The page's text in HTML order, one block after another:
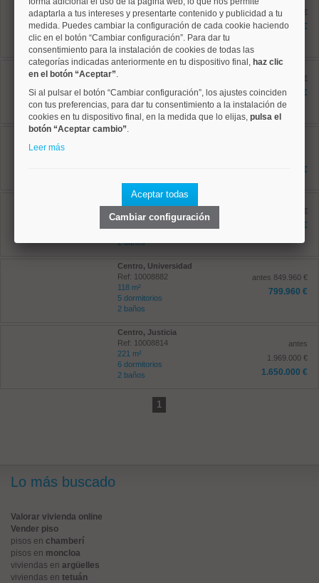
Ref: 10008879
70 m²
2 dormitorios
2 baños
antes 630.000 €
495.000 €
Centro, Universidad
Ref: 10008931
77 m²
1 baños
antes 632.000 €
601.100 €
Centro, Universidad
649.000 €
Centro, Embajadores
95 m²
3 dormitorios
2 baños
antes 787.000 €
730.000 €
Centro, Universidad
Ref: 10008882
118 m²
5 dormitorios
2 baños
antes 849.960 €
799.960 €
Centro, Justicia
Ref: 10008814
221 m²
6 dormitorios
2 baños
antes
1.969.000 €
1.650.000 €
1
Lo más buscado
Valorar vivienda online
Vender piso
pisos en chamberí
pisos en moncloa
viviendas en argüelles
viviendas en tetuán
adaptarla a tus intereses y presentarte contenido y publicidad a tu
medida. Puedes cambiar la configuración de cada cookie haciendo
clic en el botón “Cambiar configuración”. Para dar tu
consentimiento para la instalación de cookies de todas las
categorías indicadas anteriormente en tu dispositivo final, haz clic
en el botón “Aceptar”.
Si al pulsar el botón “Cambiar configuración”, los ajustes coinciden
con tus preferencias, para dar tu consentimiento a la instalación de
cookies en tu dispositivo final, en la medida que lo elijas, pulsa el
botón “Aceptar cambio”.
Leer más
Aceptar todas
Cambiar configuración